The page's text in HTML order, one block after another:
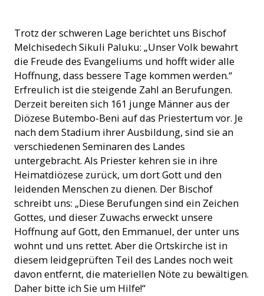
in Vuhira (Foto: ACN)
Trotz der schweren Lage berichtet uns Bischof
Melchisedech Sikuli Paluku: „Unser Volk bewahrt
die Freude des Evangeliums und hofft wider alle
Hoffnung, dass bessere Tage kommen werden.“
Erfreulich ist die steigende Zahl an Berufungen.
Derzeit bereiten sich 161 junge Männer aus der
Diözese Butembo-Beni auf das Priestertum vor. Je
nach dem Stadium ihrer Ausbildung, sind sie an
verschiedenen Seminaren des Landes
untergebracht. Als Priester kehren sie in ihre
Heimatdiözese zurück, um dort Gott und den
leidenden Menschen zu dienen. Der Bischof
schreibt uns: „Diese Berufungen sind ein Zeichen
Gottes, und dieser Zuwachs erweckt unsere
Hoffnung auf Gott, den Emmanuel, der unter uns
wohnt und uns rettet. Aber die Ortskirche ist in
diesem leidgeprüften Teil des Landes noch weit
davon entfernt, die materiellen Nöte zu bewältigen.
Daher bitte ich Sie um Hilfe!“